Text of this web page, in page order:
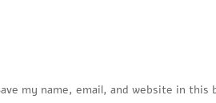
my name, email, and website in